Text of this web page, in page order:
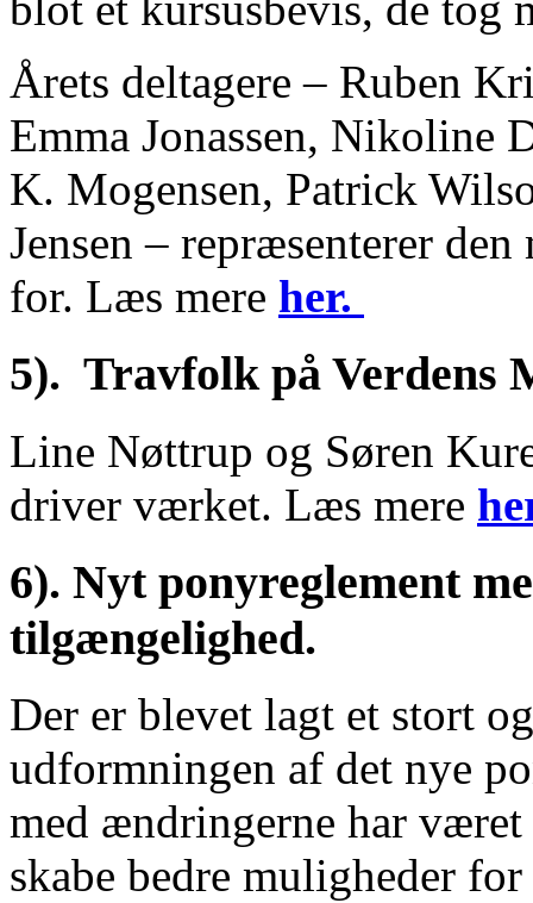
Årets deltagere – Ruben
Emma Jonassen, Nikoline
K. Mogensen, Patrick
Jensen – repræsenterer
for. Læs mere her.
5). Travfolk på Verdens
Line Nøttrup og Søren
driver værket. Læs mere
6). Nyt ponyreglement
tilgængelighed.
Der er blevet lagt et stort
udformningen af det nye
med ændringerne har været
skabe bedre muligheder for